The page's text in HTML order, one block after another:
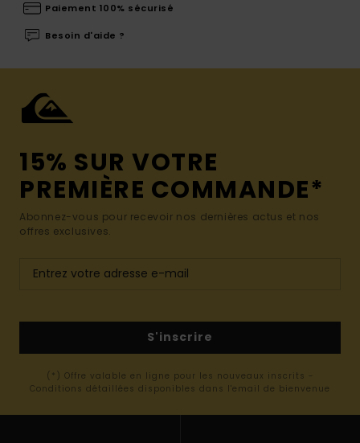
Paiement 100% sécurisé
Besoin d'aide ?
15% SUR VOTRE
PREMIÈRE COMMANDE*
Abonnez-vous pour recevoir nos dernières actus et nos
offres exclusives.
S'inscrire
(*) Offre valable en ligne pour les nouveaux inscrits -
Conditions détaillées disponibles dans l'email de bienvenue